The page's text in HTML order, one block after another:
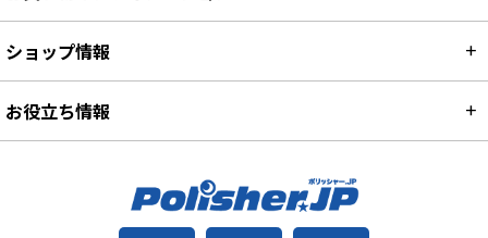
ショップ情報
お役立ち情報